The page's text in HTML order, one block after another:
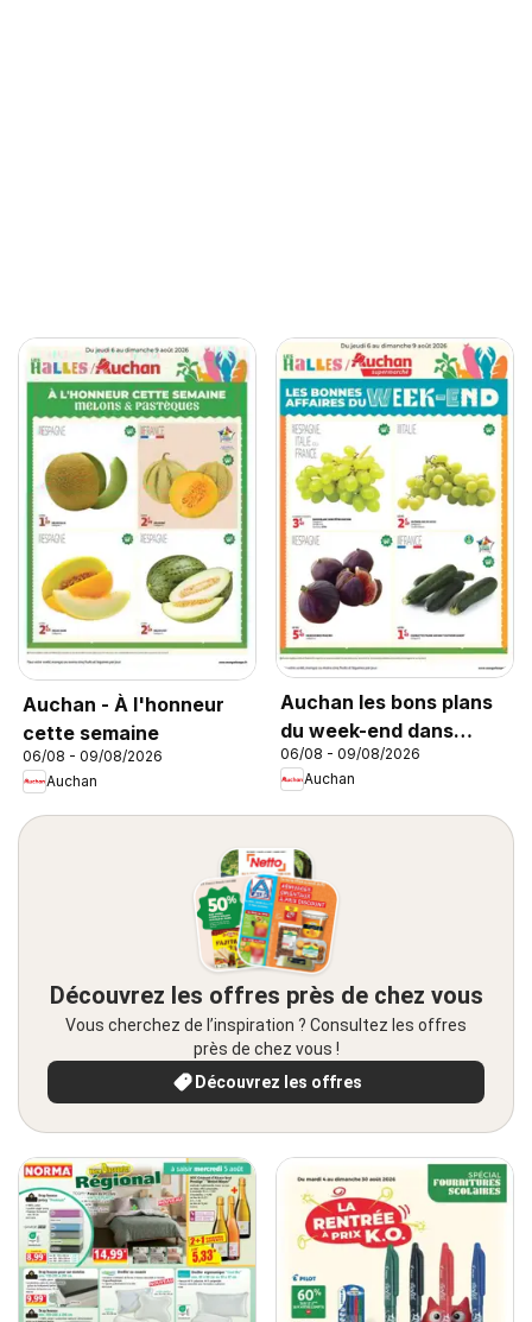
Auchan - À l'honneur
cette semaine
06/08 - 09/08/2026
Auchan
Auchan les bons plans
du week-end dans
votre super
06/08 - 09/08/2026
Auchan
Découvrez les offres près de chez vous
Vous cherchez de l’inspiration ? Consultez les offres
près de chez vous !
Découvrez les offres